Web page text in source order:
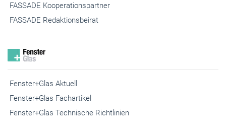
FASSADE Kooperationspartner
FASSADE Redaktionsbeirat
Fenster+Glas Aktuell
Fenster+Glas Fachartikel
Fenster+Glas Technische Richtlinien